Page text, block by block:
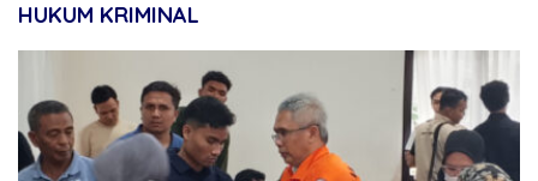
HUKUM KRIMINAL